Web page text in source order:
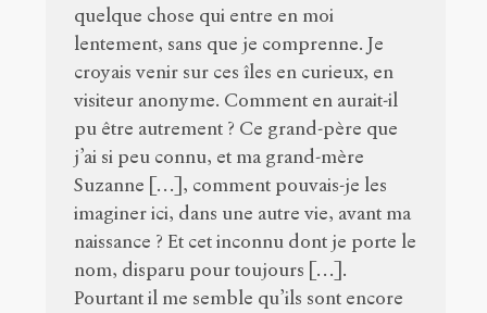
quelque chose qui entre en moi
lentement, sans que je comprenne. Je
croyais venir sur ces îles en curieux, en
visiteur anonyme. Comment en aurait-il
pu être autrement ? Ce grand-père que
j’ai si peu connu, et ma grand-mère
Suzanne […], comment pouvais-je les
imaginer ici, dans une autre vie, avant ma
naissance ? Et cet inconnu dont je porte le
nom, disparu pour toujours […].
Pourtant il me semble qu’ils sont encore